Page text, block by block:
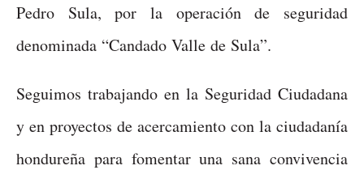
Pedro Sula, por la operación de seguridad
denominada “Candado Valle de Sula”.
Seguimos trabajando en la Seguridad Ciudadana
y en proyectos de acercamiento con la ciudadanía
hondureña para fomentar una sana convivencia